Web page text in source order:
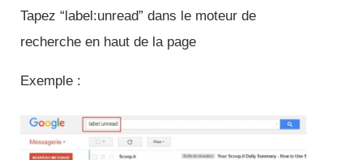
Tapez “label:unread” dans le moteur de
recherche en haut de la page
Exemple :